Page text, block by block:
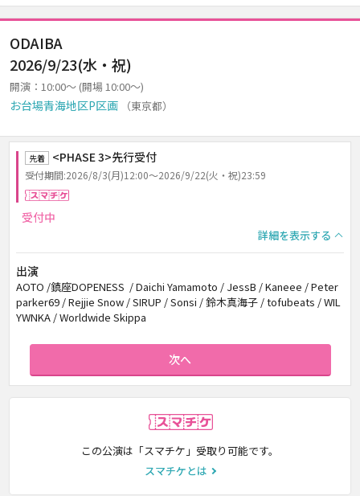
ODAIBA
2026/9/23(水・祝)
開演：10:00～ (開場 10:00～)
お台場青海地区P区画 （東京都）
先着 <PHASE 3>先行受付
受付期間:2026/8/3(月)12:00～2026/9/22(火・祝)23:59
受付中
詳細を表示する
出演
AOTO /鎮座DOPENESS / Daichi Yamamoto / JessB / Kaneee / Peter
parker69 / Rejjie Snow / SIRUP / Sonsi / 鈴木真海子 / tofubeats / WIL
YWNKA / Worldwide Skippa
次へ
この公演は「スマチケ」受取り可能です。
スマチケとは